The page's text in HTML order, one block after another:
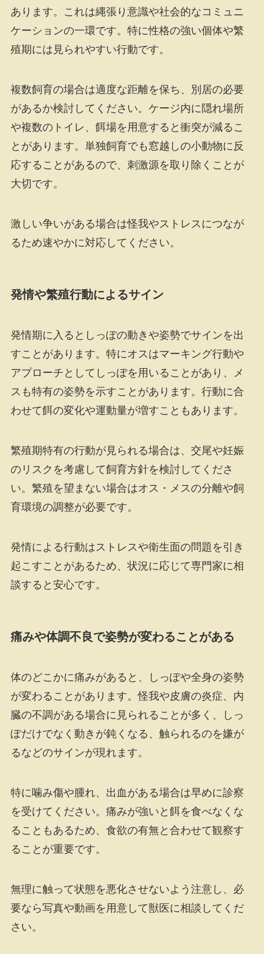
あります。これは縄張り意識や社会的なコミュニ
ケーションの一環です。特に性格の強い個体や繁
殖期には見られやすい行動です。
複数飼育の場合は適度な距離を保ち、別居の必要
があるか検討してください。ケージ内に隠れ場所
や複数のトイレ、餌場を用意すると衝突が減るこ
とがあります。単独飼育でも窓越しの小動物に反
応することがあるので、刺激源を取り除くことが
大切です。
激しい争いがある場合は怪我やストレスにつなが
るため速やかに対応してください。
発情や繁殖行動によるサイン
発情期に入るとしっぽの動きや姿勢でサインを出
すことがあります。特にオスはマーキング行動や
アプローチとしてしっぽを用いることがあり、メ
スも特有の姿勢を示すことがあります。行動に合
わせて餌の変化や運動量が増すこともあります。
繁殖期特有の行動が見られる場合は、交尾や妊娠
のリスクを考慮して飼育方針を検討してくださ
い。繁殖を望まない場合はオス・メスの分離や飼
育環境の調整が必要です。
発情による行動はストレスや衛生面の問題を引き
起こすことがあるため、状況に応じて専門家に相
談すると安心です。
痛みや体調不良で姿勢が変わることがある
体のどこかに痛みがあると、しっぽや全身の姿勢
が変わることがあります。怪我や皮膚の炎症、内
臓の不調がある場合に見られることが多く、しっ
ぽだけでなく動きが鈍くなる、触られるのを嫌が
るなどのサインが現れます。
特に噛み傷や腫れ、出血がある場合は早めに診察
を受けてください。痛みが強いと餌を食べなくな
ることもあるため、食欲の有無と合わせて観察す
ることが重要です。
無理に触って状態を悪化させないよう注意し、必
要なら写真や動画を用意して獣医に相談してくだ
さい。